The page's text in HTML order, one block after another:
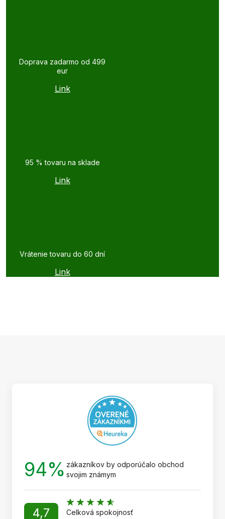
Doprava zadarmo od 499
eur
Link
95 % tovaru na sklade
Link
Vrátenie tovaru do 60 dní
Link
94% zákazníkov by odporúčalo obchod
svojim známym
4,7
Celková spokojnosť